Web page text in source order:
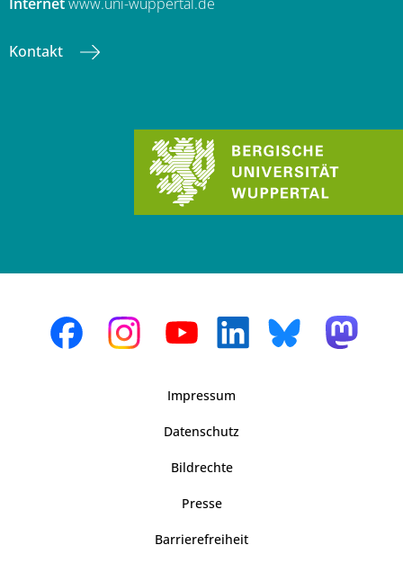
Kontakt
Impressum
Datenschutz
Bildrechte
Presse
Barrierefreiheit